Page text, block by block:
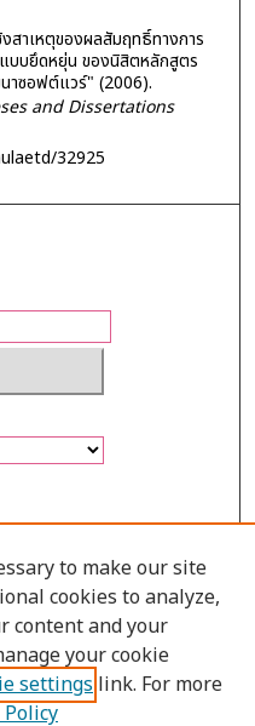
สาเหตุของผลสัมฤทธิ์ทางการ
แบบยึดหยุ่น ของนิสิตหลักสูตร
าซอฟต์แวร์" (2006).
and Dissertations
32925
to make our site
cookies to analyze,
content and your
your cookie
settings link. For more